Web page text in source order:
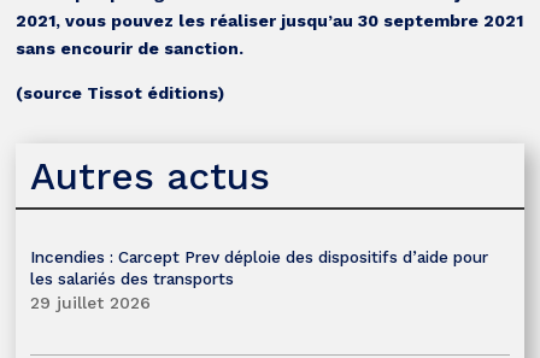
2021, vous pouvez les réaliser jusqu’au 30 septembre 2021
sans encourir de sanction.
(source Tissot éditions)
Autres actus
Incendies : Carcept Prev déploie des dispositifs d’aide pour
les salariés des transports
29 juillet 2026